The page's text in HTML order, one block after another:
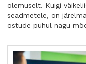
olemuselt. Kuigi
seadmetele, on
ostude puhul nagu